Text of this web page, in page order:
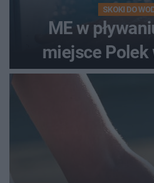
SKOKI DO
ME w
miejsce Polek